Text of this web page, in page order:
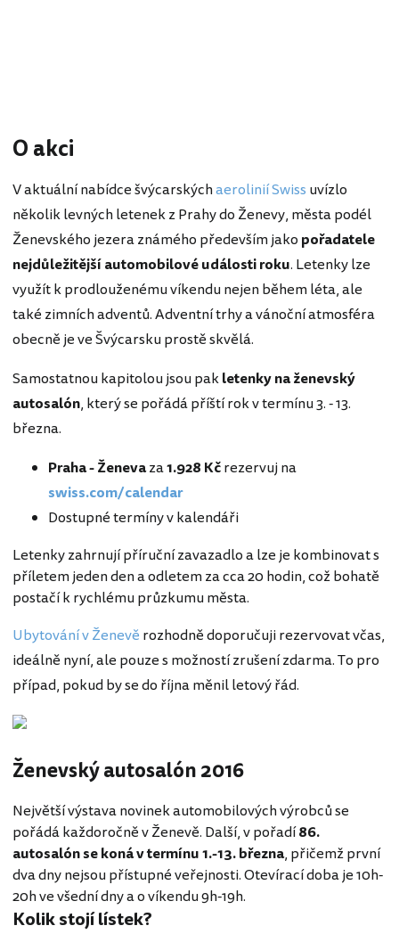
O akci
V aktuální nabídce švýcarskýchaerolinií Swiss uvízlo
několik levných letenek z Prahy do Ženevy, města podél
Ženevského jezera známého především jako pořadatele
nejdůležitější automobilové události roku. Letenky lze
využít k prodlouženému víkendu nejen během léta, ale
také zimních adventů. Adventní trhy a vánoční atmosféra
obecně je ve Švýcarsku prostě skvělá.
Samostatnou kapitolou jsou pakletenky na ženevský
autosalón, který se pořádá příští rok v termínu 3. - 13.
března.
Praha - Ženevaza1.928 Kčrezervuj na
swiss.com/calendar
Dostupné termíny v kalendáři
Letenky zahrnují příruční zavazadlo a lze je kombinovat s
příletem jeden den a odletem za cca 20 hodin, což bohatě
postačí k rychlému průzkumu města.
Ubytování v Ženevě rozhodně doporučuji rezervovat včas,
ideálně nyní, ale pouze s možností zrušení zdarma. To pro
případ, pokud by se do října měnil letový řád.
Ženevský autosalón 2016
Největší výstava novinek automobilových výrobců se
pořádá každoročně v Ženevě. Další, v pořadí86.
autosalón se koná v termínu 1.-13. března, přičemž první
dva dny nejsou přístupné veřejnosti. Otevírací doba je 10h-
20h ve všední dny a o víkendu 9h-19h.
Kolik stojí lístek?